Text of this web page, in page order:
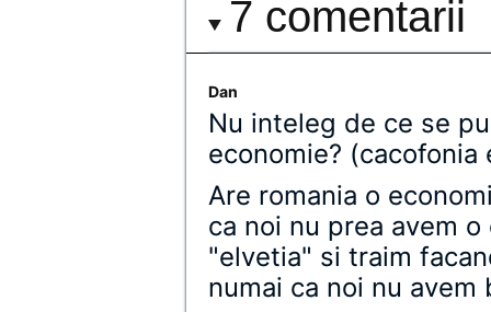
7 comentarii
Dan
Nu inteleg de ce se
economie?
Are romania o
ca noi nu prea avem
"elvetia" si traim
numai ca noi nu